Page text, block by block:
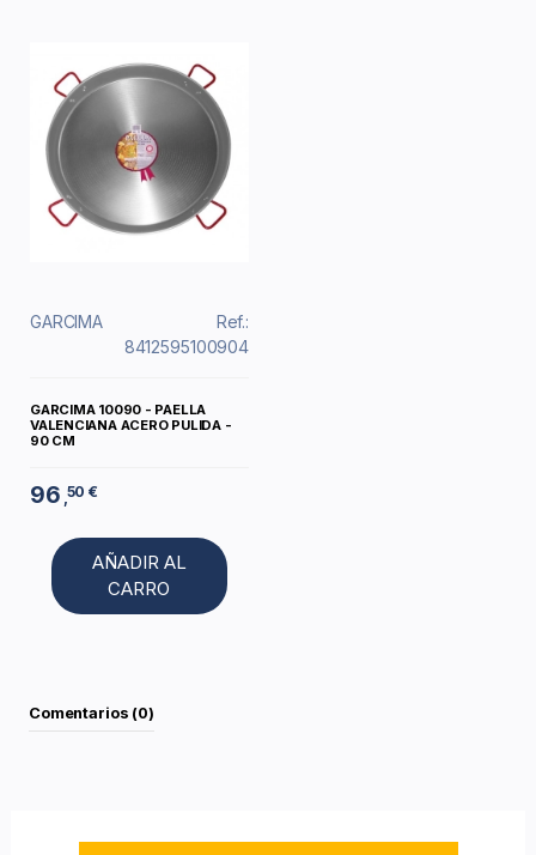
GARCIMA
Ref.:
8412595100904
GARCIMA 10090 - PAELLA
VALENCIANA ACERO PULIDA -
90 CM
96 ,50 €
AÑADIR AL
CARRO
Comentarios (0)